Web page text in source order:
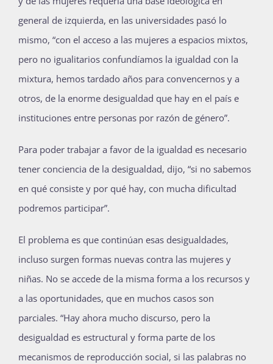
general de izquierda, en las universidades pasó lo
mismo, “con el acceso a las mujeres a espacios mixtos,
pero no igualitarios confundíamos la igualdad con la
mixtura, hemos tardado años para convencernos y a
otros, de la enorme desigualdad que hay en el país e
instituciones entre personas por razón de género”.
Para poder trabajar a favor de la igualdad es necesario
tener conciencia de la desigualdad, dijo, “si no sabemos
en qué consiste y por qué hay, con mucha dificultad
podremos participar”.
El problema es que continúan esas desigualdades,
incluso surgen formas nuevas contra las mujeres y
niñas. No se accede de la misma forma a los recursos y
a las oportunidades, que en muchos casos son
parciales. “Hay ahora mucho discurso, pero la
desigualdad es estructural y forma parte de los
mecanismos de reproducción social, si las palabras no